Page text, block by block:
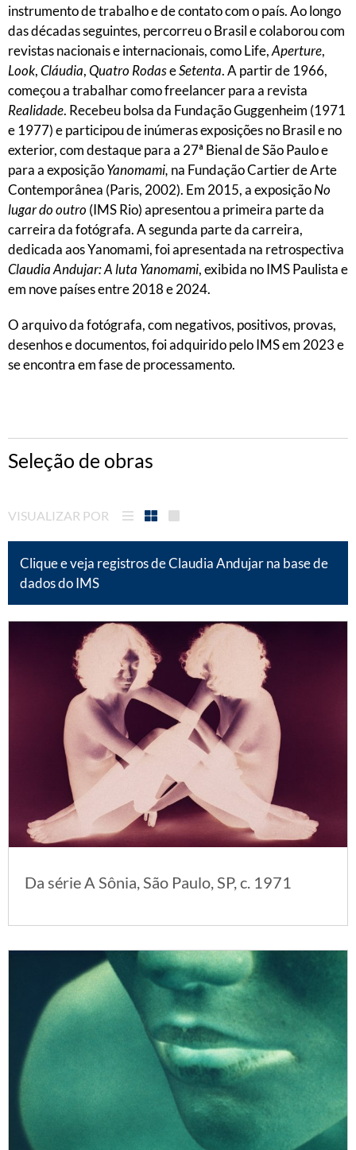
instrumento de trabalho e de contato com o país. Ao longo
das décadas seguintes, percorreu o Brasil e colaborou com
revistas nacionais e internacionais, como Life,Aperture,
Look,Cláudia,Quatro RodaseSetenta. A partir de 1966,
começou a trabalhar como freelancer para a revista
Realidade. Recebeu bolsa da Fundação Guggenheim (1971
e 1977) e participou de inúmeras exposições no Brasil e no
exterior, com destaque para a 27ª Bienal de São Paulo e
para a exposiçãoYanomami, na Fundação Cartier de Arte
Contemporânea (Paris, 2002). Em 2015, a exposiçãoNo
lugar do outro (IMS Rio) apresentou a primeira parte da
carreira da fotógrafa. A segunda parte da carreira,
dedicada aos Yanomami, foi apresentada na retrospectiva
Claudia Andujar: A luta Yanomami, exibida no IMS Paulista e
em nove países entre 2018 e 2024.
O arquivo da fotógrafa, com negativos, positivos, provas,
desenhos e documentos, foi adquirido pelo IMS em 2023 e
se encontra em fase de processamento.
Seleção de obras
VISUALIZAR POR
Clique e veja registros de Claudia Andujar na base de
dados do IMS
Da série A Sônia, São Paulo, SP, c. 1971